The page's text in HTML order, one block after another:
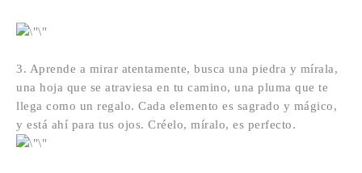
3. Aprende a mirar atentamente, busca una piedra y mírala,
una hoja que se atraviesa en tu camino, una pluma que te
llega como un regalo. Cada elemento es sagrado y mágico,
y está ahí para tus ojos. Créelo, míralo, es perfecto.